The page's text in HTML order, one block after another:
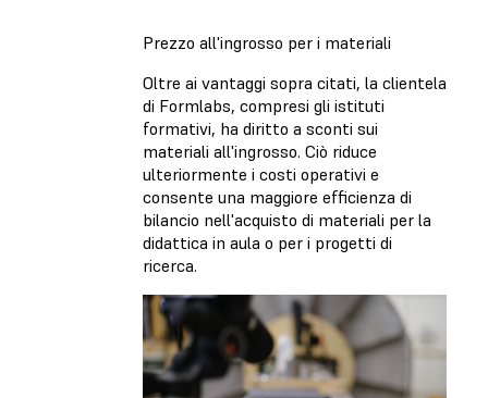
Prezzo all'ingrosso per i materiali
Oltre ai vantaggi sopra citati, la clientela
di Formlabs, compresi gli istituti
formativi, ha diritto a sconti sui
materiali all'ingrosso. Ciò riduce
ulteriormente i costi operativi e
consente una maggiore efficienza di
bilancio nell'acquisto di materiali per la
didattica in aula o per i progetti di
ricerca.